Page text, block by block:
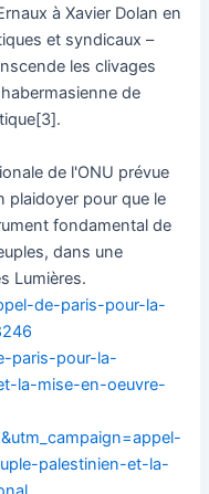
à Xavier Dolan en
et syndicaux –
les clivages
de
de l'ONU prévue
plaidoyer pour que le
fondamental de
dans une
Lumières.
de-paris-pour-la-
paris-pour-la-
la-mise-en-oeuvre-
palestinien-et-la-